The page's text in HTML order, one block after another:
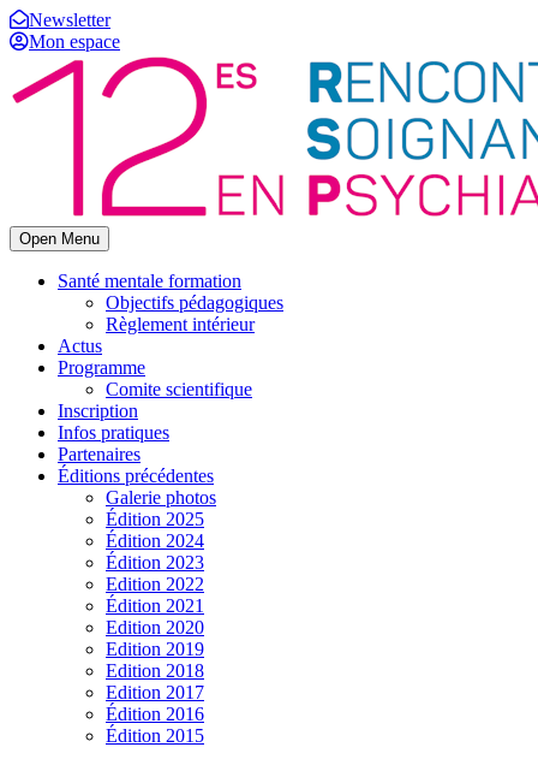
Newsletter
Mon espace
Open Menu
Santé mentale formation
Objectifs pédagogiques
Règlement intérieur
Actus
Programme
Comite scientifique
Inscription
Infos pratiques
Partenaires
Éditions précédentes
Galerie photos
Édition 2025
Édition 2024
Édition 2023
Edition 2022
Édition 2021
Edition 2020
Edition 2019
Edition 2018
Edition 2017
Édition 2016
Édition 2015